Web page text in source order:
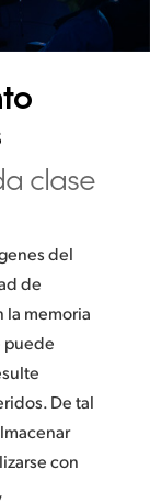
clase
del
de
la memoria
puede
De tal
con